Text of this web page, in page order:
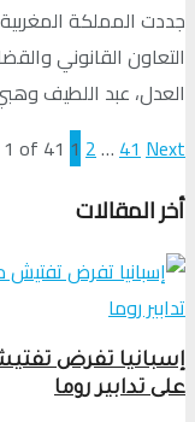
جددت المملكة
التعاون القانوني
العدل، عبد اللطيف
of 41 1 2…41Next
أخر المقالات
إسبانيا تفرض
على تدابير روما